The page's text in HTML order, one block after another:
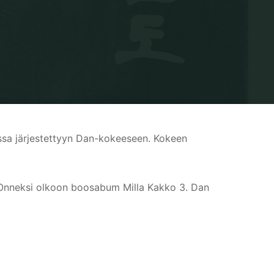
järjestettyyn Dan-kokeeseen. Kokeen
olkoon boosabum Milla Kakko 3. Dan